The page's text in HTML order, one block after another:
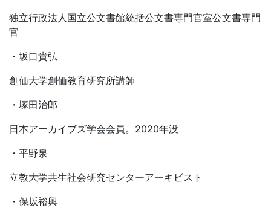
独立行政法人国立公文書館統括公文書専門官室公文書専門
官
・坂口貴弘
創価大学創価教育研究所講師
・塚田治郎
日本アーカイブズ学会会員。2020年没
・平野泉
立教大学共生社会研究センターアーキビスト
・保坂裕興